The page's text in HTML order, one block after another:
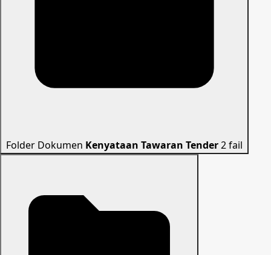
Folder Dokumen Kenyataan Tawaran Tender2 fail